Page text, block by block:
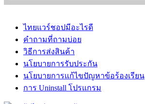
ไทยแวร์ชอปมีอะไรดี
คำถามที่ถามบ่อย
วิธีการส่งสินค้า
นโยบายการรับประกัน
นโยบายการแก้ไขปัญหาข้อร้องเรียน
การ Uninstall โปรแกรม